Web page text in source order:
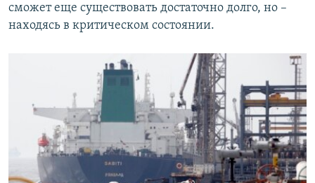
сможет еще существовать достаточно долго, но –
находясь в критическом состоянии.